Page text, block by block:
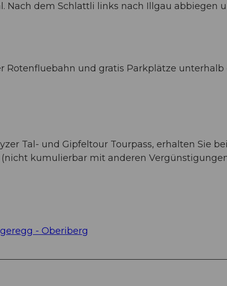
Nach dem Schlattli links nach Illgau abbiegen
Rotenfluebahn und gratis Parkplätze unterhalb
Tal- und Gipfeltour Tourpass, erhalten Sie
kumulierbar mit anderen
- Oberiberg